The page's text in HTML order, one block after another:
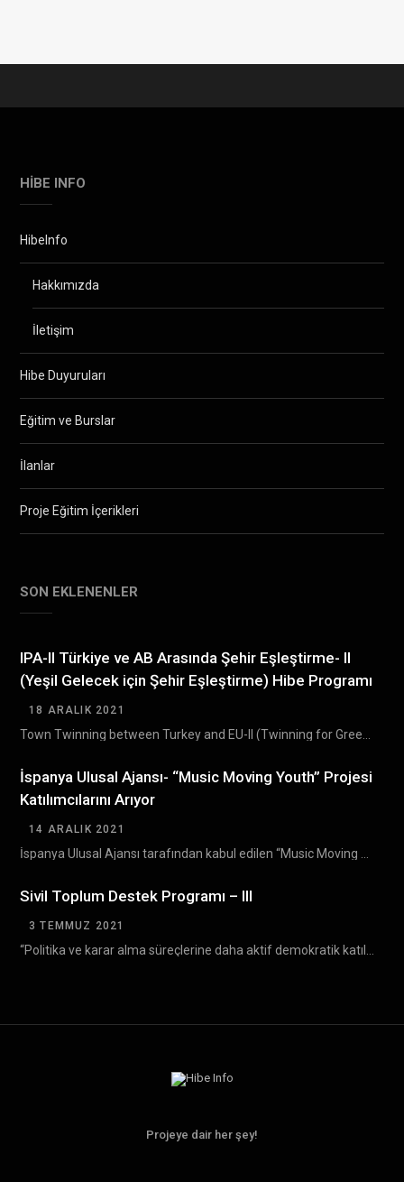
HIBE INFO
HibeInfo
Hakkımızda
İletişim
Hibe Duyuruları
Eğitim ve Burslar
İlanlar
Proje Eğitim İçerikleri
SON EKLENENLER
IPA-II Türkiye ve AB Arasında Şehir Eşleştirme- II
(Yeşil Gelecek için Şehir Eşleştirme) Hibe Programı
18 ARALIK 2021
İspanya Ulusal Ajansı- “Music Moving Youth” Projesi
Katılımcılarını Arıyor
14 ARALIK 2021
Sivil Toplum Destek Programı – III
3 TEMMUZ 2021
Projeye dair her şey!